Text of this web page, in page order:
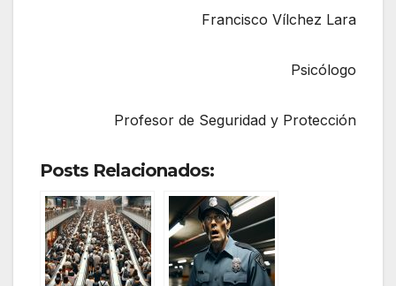
Francisco Vílchez Lara
Psicólogo
Profesor de Seguridad y Protección
Posts Relacionados: